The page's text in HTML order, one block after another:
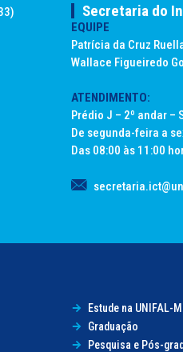
Secretaria do
EQUIPE
Patrícia da Cruz
Wallace Figueiredo
ATENDIMENTO:
Prédio J – 2º andar –
De segunda-feira a
Das 08:00 às 11:00
Estude na UNIFAL-
Graduação
Pesquisa e Pós-